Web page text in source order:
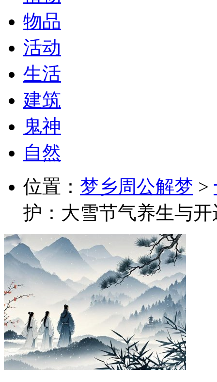
物品
活动
生活
建筑
鬼神
自然
位置： 梦乡周公解梦 >
护：大雪节气养生与开